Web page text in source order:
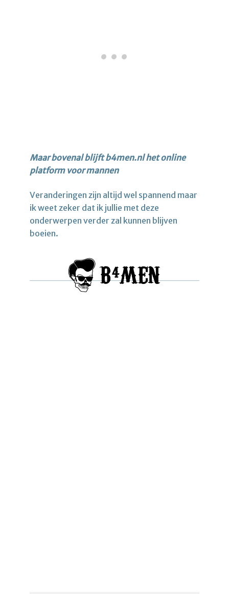
Maar bovenal blijft b4men.nl het online
platform voor mannen
Veranderingen zijn altijd wel spannend maar
ik weet zeker dat ik jullie met deze
onderwerpen verder zal kunnen blijven
boeien.